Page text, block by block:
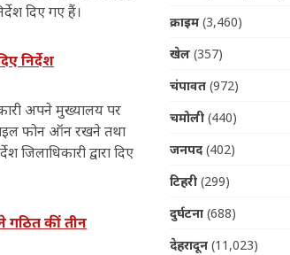
दिए गए हैं।
निर्देश
अपने मुख्यालय पर
फोन ऑन रखने तथा
द्वारा दिए
कीं तीन
क्राइम(3,460)
खेल(357)
चंपावत(972)
चमोली(440)
जनपद(402)
टिहरी(299)
दुर्घटना(688)
देहरादून(11,023)